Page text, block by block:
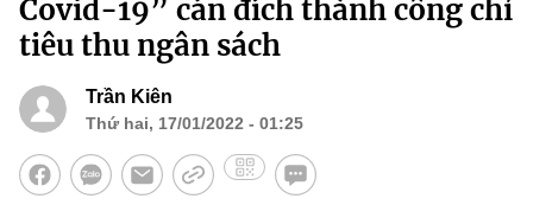
Covid-19” cán đích thành công chỉ
tiêu thu ngân sách
Trần Kiên
Thứ hai, 17/01/2022 - 01:25